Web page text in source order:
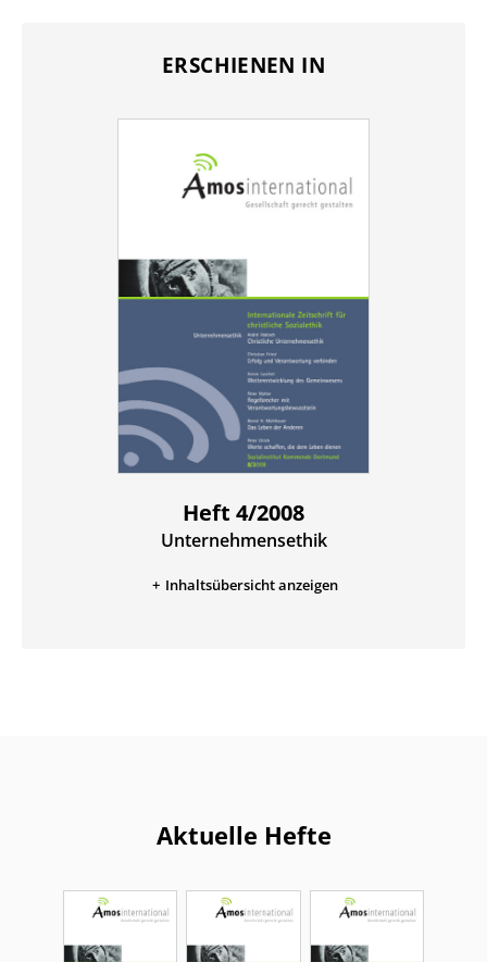
ERSCHIENEN IN
Heft 4/2008
:
Unternehmensethik
Inhaltsübersicht anzeigen
Aktuelle Hefte